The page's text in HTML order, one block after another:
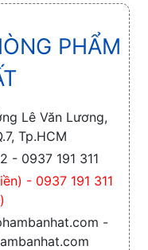
PHẨM
Lê Văn Lương,
Tp.HCM
- 0937 191 311
- 0937 191 311
-